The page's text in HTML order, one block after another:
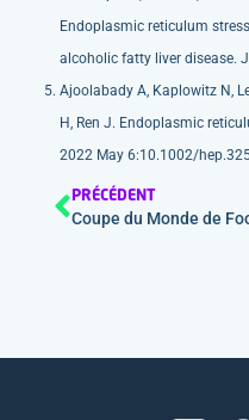
Endoplasmic reticulum
alcoholic fatty liver disease.
Ajoolabady A, Kaplowitz N,
H, Ren J. Endoplasmic
2022 May 6:10.1002/
PRÉCÉDENT